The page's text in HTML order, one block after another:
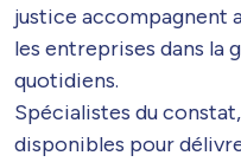
justice accompagnent
les entreprises dans la
quotidiens.
Spécialistes du
disponibles pour